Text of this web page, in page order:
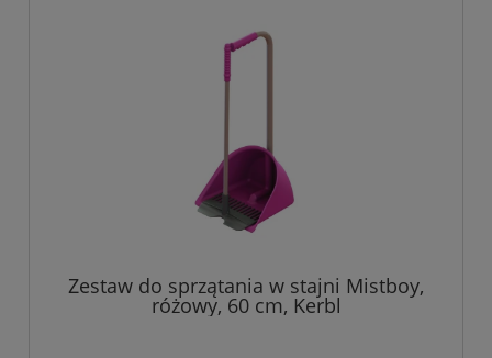
Zestaw do sprzątania w stajni Mistboy,
różowy, 60 cm, Kerbl